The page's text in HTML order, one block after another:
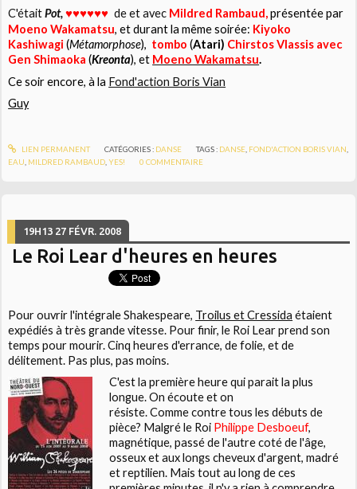
C'étaitPot,♥♥♥♥♥♥ de et avec Mildred Rambaud,présentée par
Moeno Wakamatsu, et durant la même soirée: Kiyoko
Kashiwagi (Métamorphose), tombo (Atari) Chirstos Vlassis avec
Gen Shimaoka (Kreonta), et Moeno Wakamatsu.
Ce soir encore, à la Fond'action Boris Vian
Guy
LIEN PERMANENT CATÉGORIES : DANSE TAGS : DANSE FOND'ACTION BORIS VIAN
EAU MILDRED RAMBAUD ,YES! 0 COMMENTAIRE
19H13 27 FÉVR. 2008
Le Roi Lear d'heures en heures
Pour ouvrir l'intégraleShakespeare, Troilus et Cressida étaient
expédiés à très grande vitesse. Pour finir, le Roi Learprend son
temps pour mourir. Cinq heures d'errance, de folie, et de
délitement. Pas plus, pas moins.
C'est la première heure qui parait la plus
longue. On écoute et on
résiste. Comme contre tous les débuts de
pièce? Malgré le Roi Philippe Desboeuf,
magnétique, passé de l'autre coté de l'âge,
osseux et aux longs cheveux d'argent, madré
et reptilien. Mais tout au long de ces